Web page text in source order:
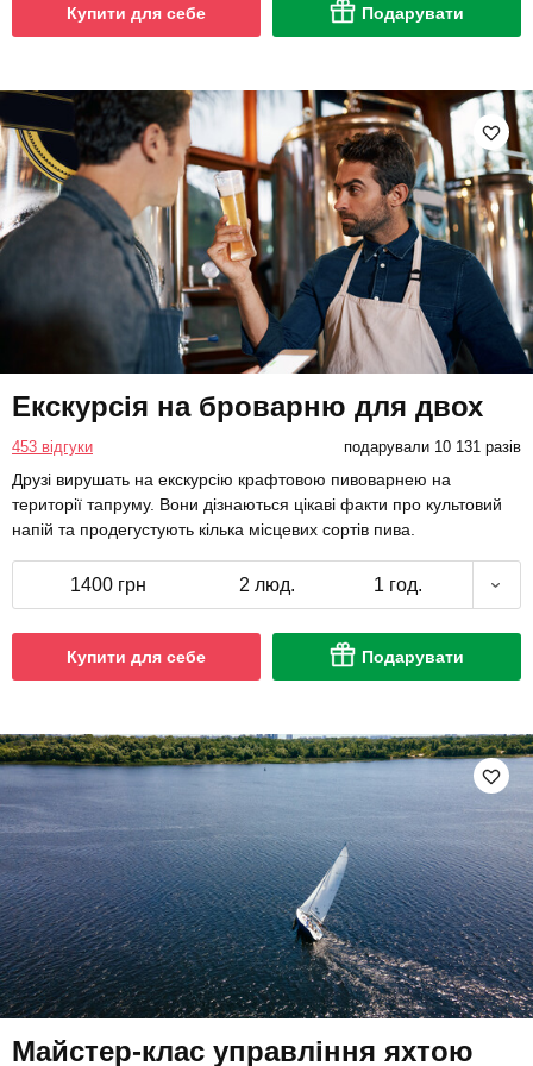
Купити для себе Подарувати
Екскурсія на броварню для двох
453 відгуки подарували 10 131 разів
Друзі вирушать на екскурсію крафтовою пивоварнею на
території тапруму. Вони дізнаються цікаві факти про культовий
напій та продегустують кілька місцевих сортів пива.
1400 грн 2 люд. 1 год.
Купити для себе Подарувати
Майстер-клас управління яхтою